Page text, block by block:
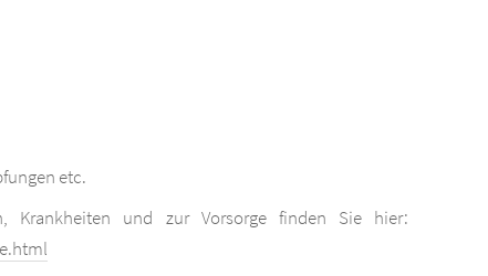
etc.
Krankheiten und zur Vorsorge finden Sie hier: